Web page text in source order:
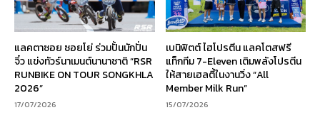
แลคตาซอย ซอยโย่ ร่วมปั้นนักปั่น
จิ๋ว แข่งทัวร์นาเมนต์นานาชาติ “RSR
RUNBIKE ON TOUR SONGKHLA
2026”
17/07/2026
เบนิฟิตต์ ไฮโปรตีน แลคโตสฟรี
แท็กทีม 7-Eleven เติมพลังโปรตีน
ให้สายเฮลตี้ในงานวิ่ง “All
Member Milk Run”
15/07/2026